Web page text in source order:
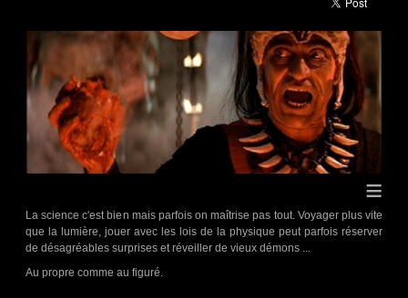
≡
La science c'est bien mais parfois on maîtrise pas tout. Voyager plus vite
que la lumière, jouer avec les lois de la physique peut parfois réserver
de désagréables surprises et réveiller de vieux démons ...
Au propre comme au figuré.